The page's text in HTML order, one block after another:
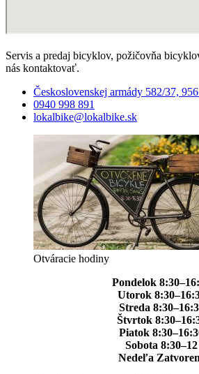
Servis a predaj bicyklov, požičovňa
nás kontaktovať.
Československej armády 582/37,
0940 998 891
lokalbike@lokalbike.sk
Otváracie hodiny
Pondelok
Utorok
Streda
Štvrtok
Piatok
Sobota 8:30–12
Nedeľa